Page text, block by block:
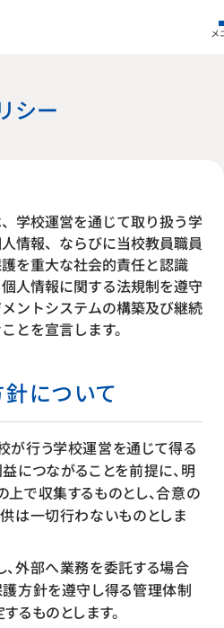
メ
シー
学校運営を通じて取り扱う学
情報、ならびに当校教員職員
を重大な社会的責任と認識
人情報に関する法規制を遵守
ントシステムの構築及び継続
とを宣言します。
について
が行う学校運営を通じて得る
につながることを前提に、明
で収集するものとし、合意の
は一切行わないものとしま
外部へ業務を委託する場合
方針を遵守し得る管理体制
るものとします。